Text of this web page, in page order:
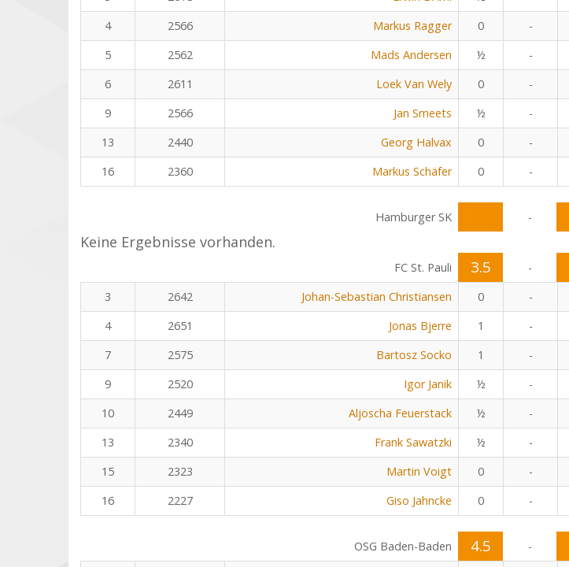
4
2566 Markus Ragger 0 -
5
2562 Mads Andersen ½ -
6
2611 Loek Van Wely 0 -
9
2566 Jan Smeets ½ -
13
2440 Georg Halvax 0 -
16
2360 Markus Schäfer 0 -
Hamburger SK -
Keine Ergebnisse vorhanden.
FC St. Pauli 3.5 -
3
2642 Johan-Sebastian Christiansen 0 -
4
2651 Jonas Bjerre 1 -
7
2575 Bartosz Socko 1 -
9
2520 Igor Janik ½ -
10
2449 Aljoscha Feuerstack ½ -
13
2340 Frank Sawatzki ½ -
15
2323 Martin Voigt 0 -
16
2227 Giso Jahncke 0 -
OSG Baden-Baden 4.5 -